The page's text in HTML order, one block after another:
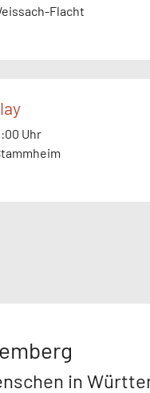
Flacht
Uhr
in